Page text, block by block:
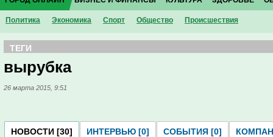
Политика Экономика Спорт Общество Проиcшествия
ТЕГИ
вырубка
26 марта 2015, 9:51
НОВОСТИ [30] ИНТЕРВЬЮ [0] СОБЫТИЯ [0]